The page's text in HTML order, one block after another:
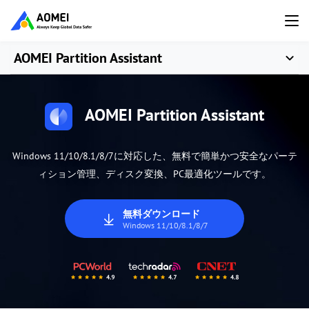
AOMEI Partition Assistant
AOMEI Partition Assistant
Windows 11/10/8.1/8/7に対応した、無料で簡単かつ安全なパーテ
ィション管理、ディスク変換、PC最適化ツールです。
無料ダウンロード
Windows 11/10/8.1/8/7